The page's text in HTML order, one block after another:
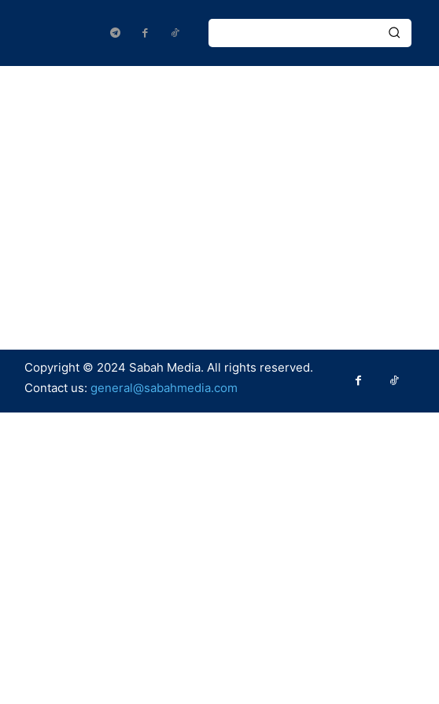
Copyright © 2024 Sabah Media. All rights reserved.
Contact us: general@sabahmedia.com